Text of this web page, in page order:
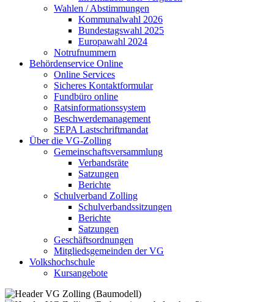
Wahlen / Abstimmungen
Kommunalwahl 2026
Bundestagswahl 2025
Europawahl 2024
Notrufnummern
Behördenservice Online
Online Services
Sicheres Kontaktformular
Fundbüro online
Ratsinformationssystem
Beschwerdemanagement
SEPA Lastschriftmandat
Über die VG-Zolling
Gemeinschaftsversammlung
Verbandsräte
Satzungen
Berichte
Schulverband Zolling
Schulverbandssitzungen
Berichte
Satzungen
Geschäftsordnungen
Mitgliedsgemeinden der VG
Volkshochschule
Kursangebote